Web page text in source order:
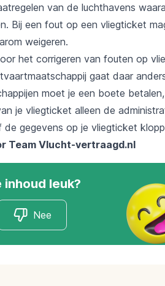
van de luchthavens
Bij een fout op een vliegticket
weigeren.
het corrigeren van fouten op
gaat daar
moet je een boete
je vliegticket alleen de
gegevens op je vliegticket
Team Vlucht-vertraagd.nl
leuk?
Nee